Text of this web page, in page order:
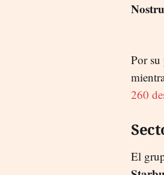
Por su
260
El